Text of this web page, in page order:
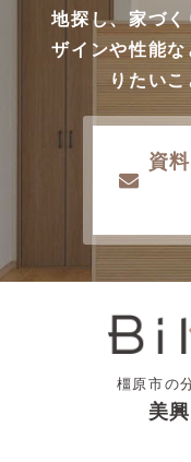
地探し、家づ
ザインや性能
りたいこ
資
橿原市の
美